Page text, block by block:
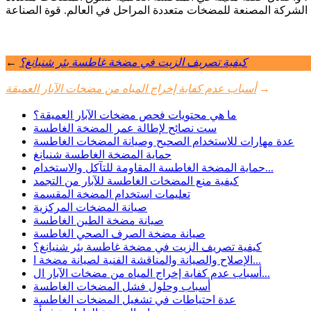
← كيفية تصريف الزيت في مضخة غاطسة بئر شنيانغ؟
أسباب عدم كفاية إخراج المياه من مضخات الآبار العميقة →
ما هي محتويات فحص مضخات الآبار العميقة؟
ست نصائح لإطالة عمر المضخة الغاطسة
عدة مهارات للاستخدام الصحيح وصيانة المضخات الغاطسة
حماية المضخة الغاطسة شنيانغ
حماية المضخة الغاطسة المقاومة للتآكل والاستخدام...
كيفية منع المضخات الغاطسة للآبار من التجمد
تعليمات استخدام المضخة المقسمة
صيانة المضخات المركزية
صيانة مضخة الطين الغاطسة
صيانة مضخة الصرف الصحي الغاطسة
كيفية تصريف الزيت في مضخة غاطسة بئر شنيانغ؟
الإصلاح والصيانة والمناقشة الفنية لصيانة مضخة ا...
أسباب عدم كفاية إخراج المياه من مضخات الآبار ال...
أسباب وحلول فشل المضخات الغاطسة
عدة احتياطات في تشغيل المضخات الغاطسة